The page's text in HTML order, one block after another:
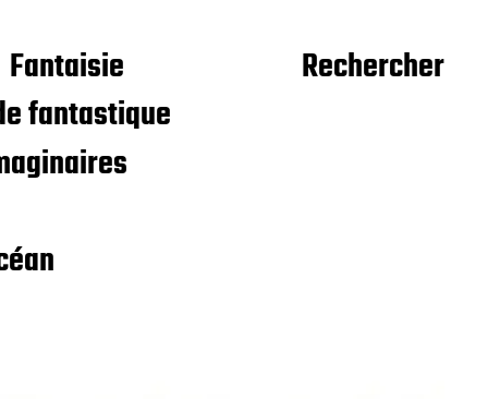
Fantaisie
fantastique
Rechercher